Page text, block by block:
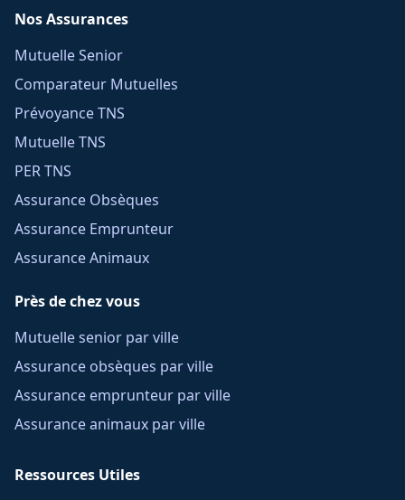
Nos Assurances
Mutuelle Senior
Comparateur Mutuelles
Prévoyance TNS
Mutuelle TNS
PER TNS
Assurance Obsèques
Assurance Emprunteur
Assurance Animaux
Près de chez vous
Mutuelle senior par ville
Assurance obsèques par ville
Assurance emprunteur par ville
Assurance animaux par ville
Ressources Utiles